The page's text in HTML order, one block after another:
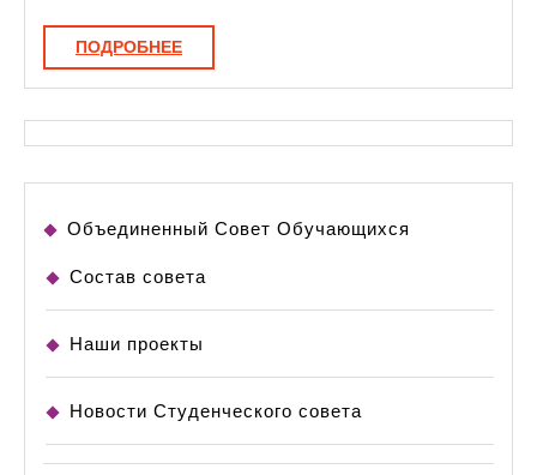
ПОДРОБНЕЕПОДРОБНЕЕ
Объединенный Совет Обучающихся
Состав совета
Наши проекты
Новости Студенческого совета